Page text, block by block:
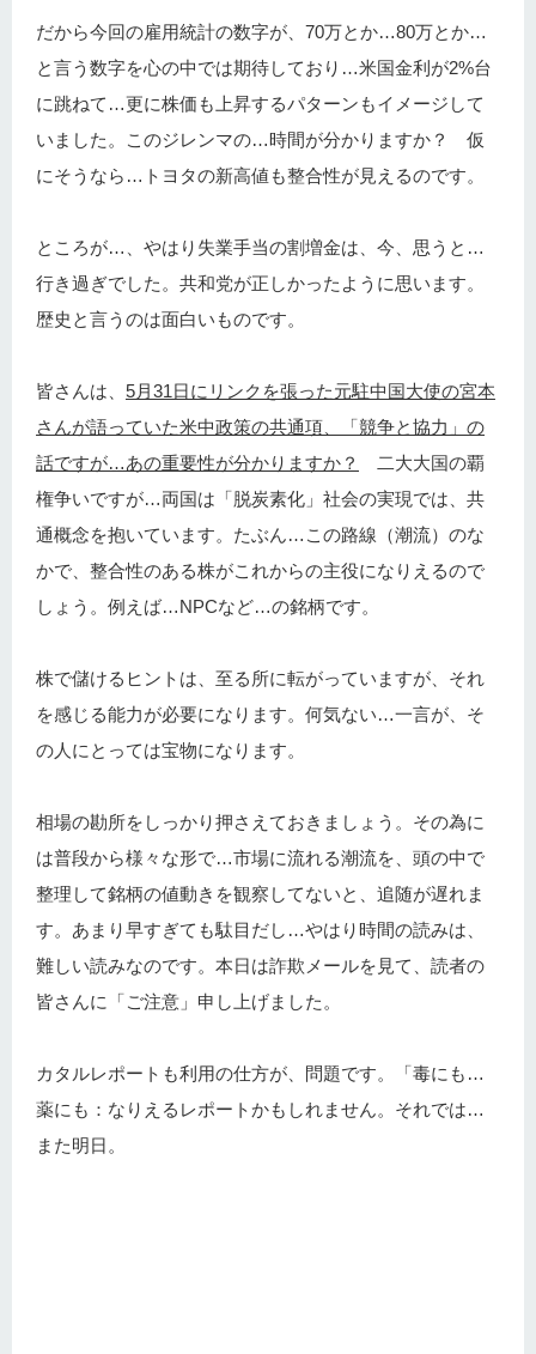
だから今回の雇用統計の数字が、70万とか…80万とか…
と言う数字を心の中では期待しており…米国金利が2%台
に跳ねて…更に株価も上昇するパターンもイメージして
いました。このジレンマの…時間が分かりますか？ 仮
にそうなら…トヨタの新高値も整合性が見えるのです。
ところが…、やはり失業手当の割増金は、今、思うと…
行き過ぎでした。共和党が正しかったように思います。
歴史と言うのは面白いものです。
皆さんは、 5月31日にリンクを張った元駐中国大使の宮本
さんが語っていた米中政策の共通項、「競争と協力」の
話ですが…あの重要性が分かりますか？
二大大国の覇
権争いですが…両国は「脱炭素化」社会の実現では、共
通概念を抱いています。たぶん…この路線（潮流）のな
かで、整合性のある株がこれからの主役になりえるので
しょう。例えば…NPCなど…の銘柄です。
株で儲けるヒントは、至る所に転がっていますが、それ
を感じる能力が必要になります。何気ない…一言が、そ
の人にとっては宝物になります。
相場の勘所をしっかり押さえておきましょう。その為に
は普段から様々な形で…市場に流れる潮流を、頭の中で
整理して銘柄の値動きを観察してないと、追随が遅れま
す。あまり早すぎても駄目だし…やはり時間の読みは、
難しい読みなのです。本日は詐欺メールを見て、読者の
皆さんに「ご注意」申し上げました。
カタルレポートも利用の仕方が、問題です。「毒にも…
薬にも：なりえるレポートかもしれません。それでは…
また明日。